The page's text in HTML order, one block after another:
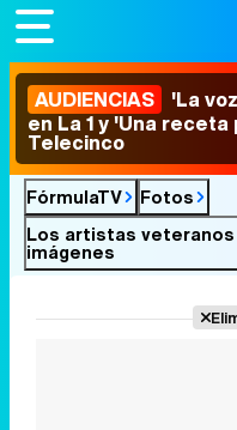
AUDIENCIAS 'La
en La 1 y 'Una
Telecinco
FórmulaTV
Fotos
Los artistas
imágenes